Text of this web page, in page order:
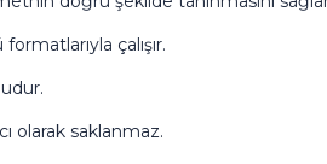
çalışır.
olarak saklanmaz.